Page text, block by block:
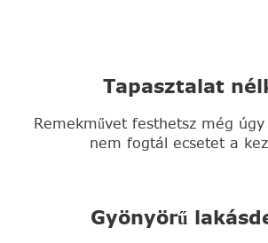
Tapasztalat
Remekművet festhetsz még
nem fogtál ecsetet a
Gyönyörű